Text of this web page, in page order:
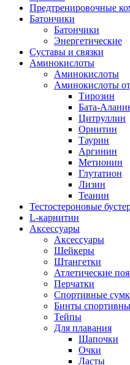
Предтренировочные
Батончики
Батончики
Энергетические
Суставы и связки
Аминокислоты
Аминокислоты
Аминокислоты
Тирозин
Бата-
Цитруллин
Орнитин
Таурин
Аргинин
Метионин
Глутатион
Лизин
Теанин
Тестостероновые
L-карнитин
Аксессуары
Аксессуары
Шейкеры
Штангетки
Атлетические
Перчатки
Спортивные
Бинты
Тейпы
Для плавания
Шапочки
Очки
Ласты